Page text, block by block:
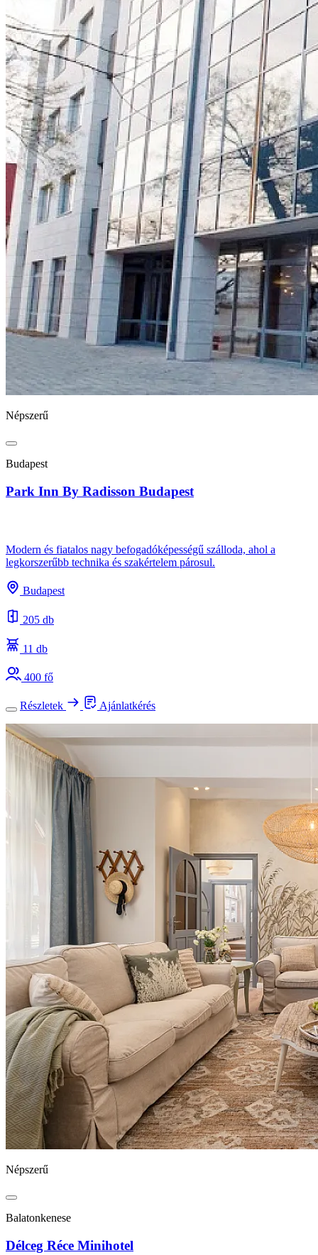
Népszerű
Budapest
Park Inn By Radisson Budapest
Modern és fiatalos nagy befogadóképességű szálloda, ahol a
legkorszerűbb technika és szakértelem párosul.
Budapest
205 db
11 db
400 fő
Részletek Ajánlatkérés
Népszerű
Balatonkenese
Délceg Réce Minihotel